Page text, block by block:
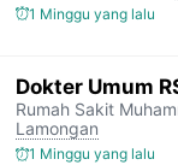
1 Minggu yang lalu
Dokter Umum
Rumah Sakit
Lamongan
1 Minggu yang lalu